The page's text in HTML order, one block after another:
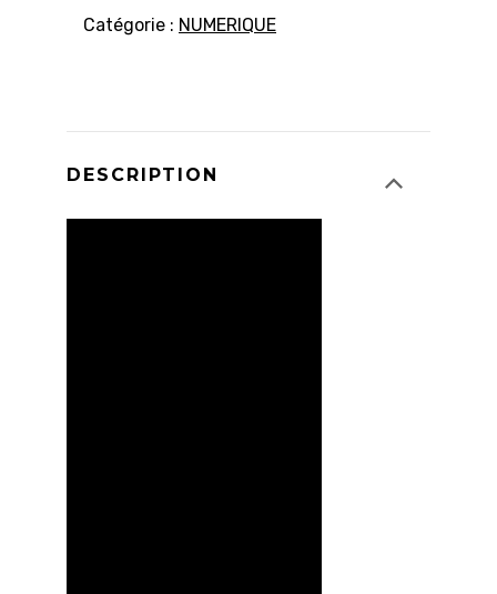
Catégorie : NUMERIQUE
DESCRIPTION